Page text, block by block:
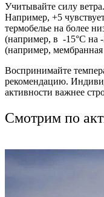
Учитывайте силу ветра
Например, +5
термобелье на более
(например, в -15°C на
(например,
Воспринимайте
рекомендацию.
активности важнее
Смотрим по